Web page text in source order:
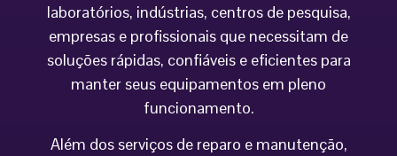
laboratórios, indústrias, centros de pesquisa,
empresas e profissionais que necessitam de
soluções rápidas, confiáveis e eficientes para
manter seus equipamentos em pleno
funcionamento.
Além dos serviços de reparo e manutenção,